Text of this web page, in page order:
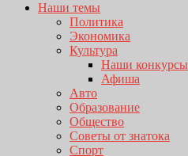
Наши темы
Политика
Экономика
Культура
Наши конкурсы
Афиша
Авто
Образование
Общество
Советы от знатока
Спорт